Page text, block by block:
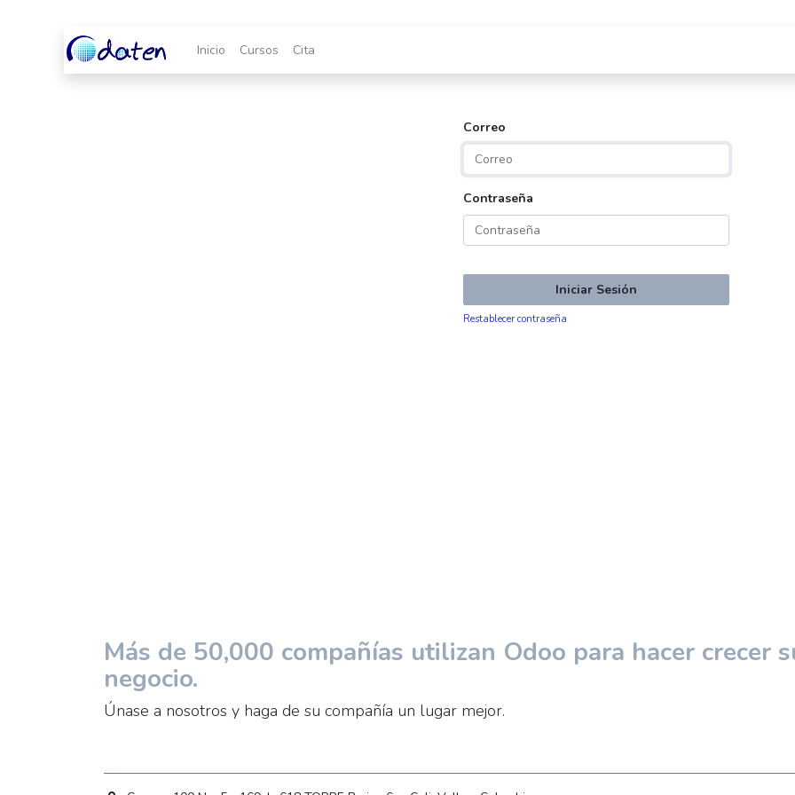
Inicio Cursos Cita
Correo
Contraseña
Iniciar Sesión
Restablecer contraseña
Más de 50,000 compañías utilizan Odoo para hacer crecer
negocio.
Únase a nosotros y haga de su compañía un lugar mejor.